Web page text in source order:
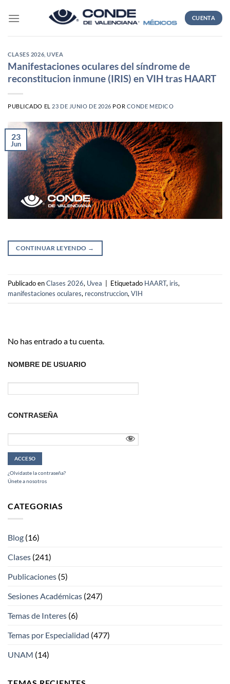
CUENTA
CLASES 2026 ,UVEA
Manifestaciones oculares del síndrome de
reconstitucion inmune (IRIS) en VIH tras HAART
PUBLICADO EL 23 DE JUNIO DE 2026 POR CONDE MEDICO
23
Jun
CONTINUAR LEYENDO →
Publicado enClases 2026, Uvea Etiquetado HAART, iris,
manifestaciones oculares, reconstruccion,VIH
No has entrado a tu cuenta.
NOMBRE DE USUARIO
CONTRASEÑA
¿Olvidaste la contraseña?
Únete a nosotros
CATEGORIAS
Blog (16)
Clases (241)
Publicaciones (5)
Sesiones Académicas (247)
Temas de Interes (6)
Temas por Especialidad (477)
UNAM (14)